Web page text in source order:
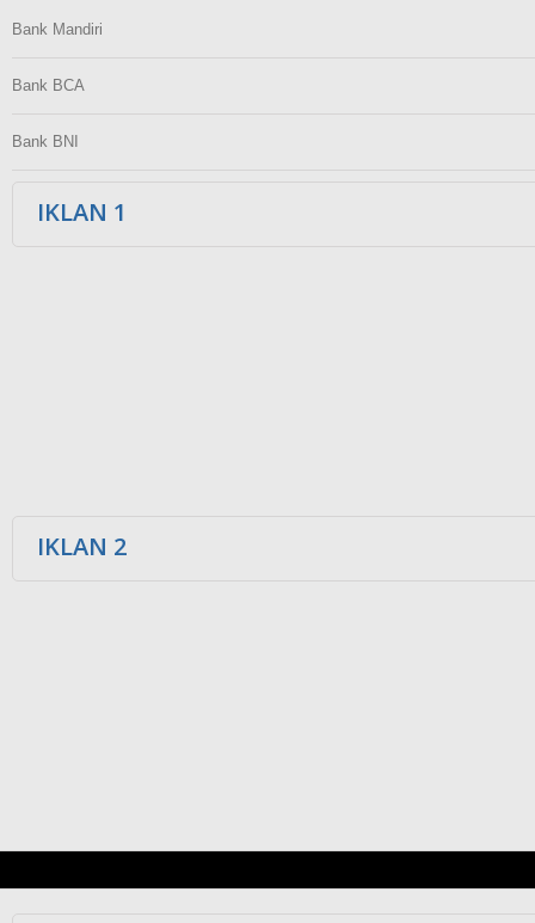
Bank Mandiri
Bank BCA
Bank BNI
IKLAN 1
IKLAN 2